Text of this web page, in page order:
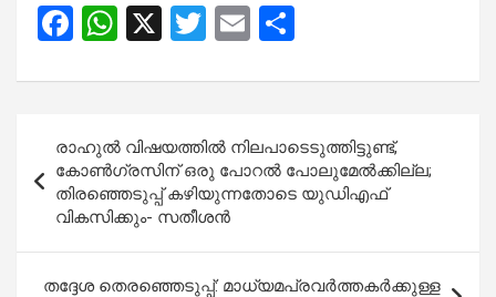
F
ce
o
o
k
W
at
s
A
p
p
X
T
tt
er
E
ail ar
navigation
രാഹുൽ വിഷയത്തിൽ നിലപാടെടുത്തിട്ടുണ്ട്,
കോൺഗ്രസിന് ഒരു പോറൽ പോലുമേൽക്കില്ല;
തിരഞ്ഞെടുപ്പ് കഴിയുന്നതോടെ യുഡിഎഫ്
വികസിക്കും- സതീശൻ
തദ്ദേശ തെരഞ്ഞെടുപ്പ്: മാധ്യമപ്രവര്‍ത്തകര്‍ക്കുള്ള